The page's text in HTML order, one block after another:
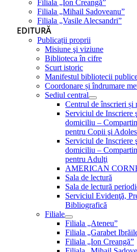
Filiala „Ion Creangă”
Filiala „Mihail Sadoveanu”
Filiala „Vasile Alecsandri”
EDITURĂ
Publicații proprii
Misiune şi viziune
Biblioteca în cifre
Scurt istoric
Manifestul bibliotecii
Coordonare și îndrumare
Sediul central
Centrul de înscrieri și
Serviciul de Inscriere
domiciliu –
pentru Copii şi
Serviciul de Inscriere
domiciliu –
pentru Adulţi
AMERICAN
Sala de lectură
Sala de lectură
Serviciul Evidenţă,
Bibliografică
Filiale
Filiala „Ateneu”
Filiala „Garabet
Filiala „Ion Creangă”